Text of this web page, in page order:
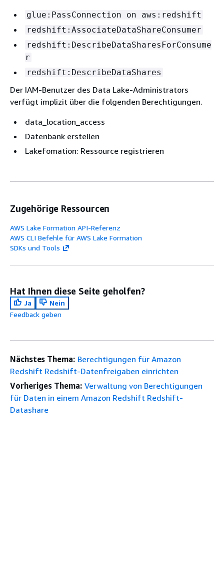
glue:PassConnection on aws:redshift
redshift:AssociateDataShareConsumer
redshift:DescribeDataSharesForConsume
r
redshift:DescribeDataShares
Der IAM-Benutzer des Data Lake-Administrators
verfügt implizit über die folgenden Berechtigungen.
data_location_access
Datenbank erstellen
Lakefomation: Ressource registrieren
Zugehörige Ressourcen
AWS Lake Formation API-Referenz
AWS CLI Befehle für AWS Lake Formation
SDKs und Tools
Hat Ihnen diese Seite geholfen?
Ja
Nein
Feedback geben
Nächstes Thema: Berechtigungen für Amazon
Redshift Redshift-Datenfreigaben einrichten
Vorheriges Thema: Verwaltung von Berechtigungen
für Daten in einem Amazon Redshift Redshift-
Datashare